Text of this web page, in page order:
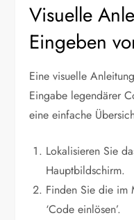
Visuelle
Eingeben
Eine visuelle
Eingabe legendärer
eine einfache
Lokalisieren Sie
Hauptbildschirm.
Finden Sie die im
‘Code einlösen’.